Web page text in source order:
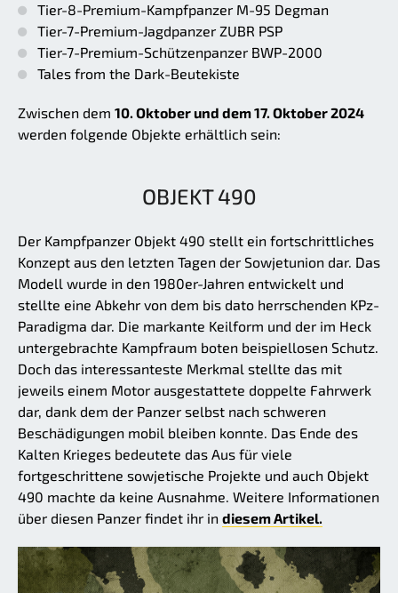
Tier-8-Premium-Kampfpanzer M-95 Degman
Tier-7-Premium-Jagdpanzer ZUBR PSP
Tier-7-Premium-Schützenpanzer BWP-2000
Tales from the Dark-Beutekiste
Zwischen dem 10. Oktober und dem 17. Oktober 2024
werden folgende Objekte erhältlich sein:
OBJEKT 490
Der Kampfpanzer Objekt 490 stellt ein fortschrittliches
Konzept aus den letzten Tagen der Sowjetunion dar. Das
Modell wurde in den 1980er-Jahren entwickelt und
stellte eine Abkehr von dem bis dato herrschenden KPz-
Paradigma dar. Die markante Keilform und der im Heck
untergebrachte Kampfraum boten beispiellosen Schutz.
Doch das interessanteste Merkmal stellte das mit
jeweils einem Motor ausgestattete doppelte Fahrwerk
dar, dank dem der Panzer selbst nach schweren
Beschädigungen mobil bleiben konnte. Das Ende des
Kalten Krieges bedeutete das Aus für viele
fortgeschrittene sowjetische Projekte und auch Objekt
490 machte da keine Ausnahme. Weitere Informationen
über diesen Panzer findet ihr in diesem Artikel.